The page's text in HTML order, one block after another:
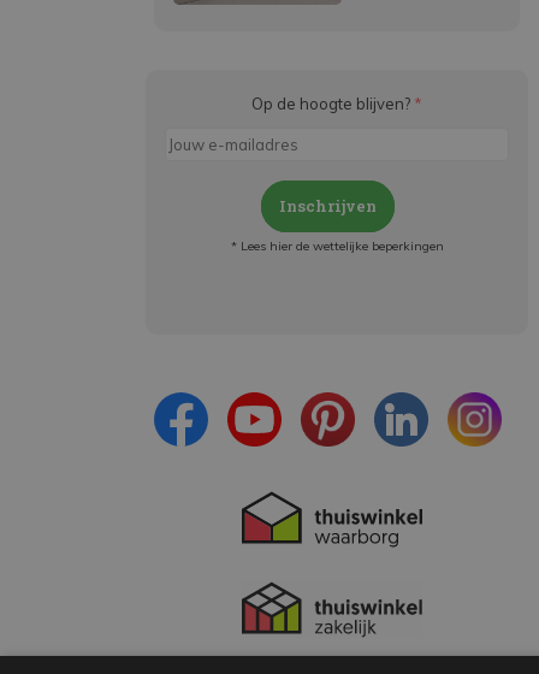
Op de hoogte blijven? *
Inschrijven
* Lees hier de wettelijke beperkingen